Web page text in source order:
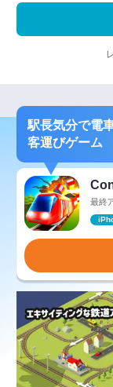
駅長気分で電
客運びゲーム
最終